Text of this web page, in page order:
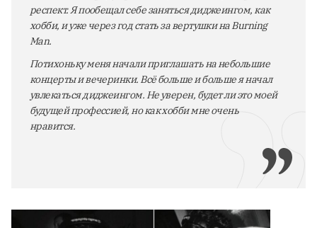
респект. Я пообещал себе заняться диджеингом, как
хобби, и уже через год стать за вертушки на Burning
Man.
Потихоньку меня начали приглашать на небольшие
концерты и вечеринки. Всё больше и больше я начал
увлекаться диджеингом. Не уверен, будет ли это моей
будущей профессией, но как хобби мне очень
нравится.